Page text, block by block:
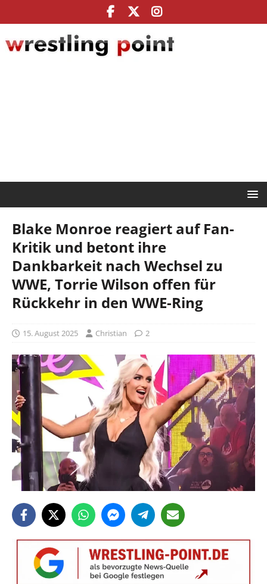
Blake Monroe reagiert auf Fan-
Kritik und betont ihre
Dankbarkeit nach Wechsel zu
WWE, Torrie Wilson offen für
Rückkehr in den WWE-Ring
15. August 2025 Christian 2